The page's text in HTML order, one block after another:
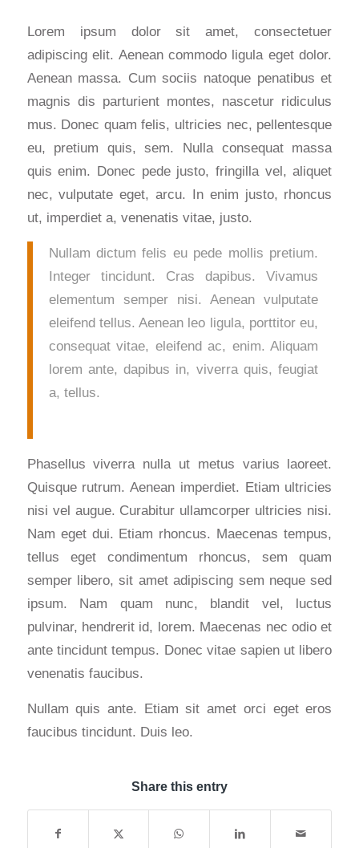
Lorem ipsum dolor sit amet, consectetuer
adipiscing elit. Aenean commodo ligula eget dolor.
Aenean massa. Cum sociis natoque penatibus et
magnis dis parturient montes, nascetur ridiculus
mus. Donec quam felis, ultricies nec, pellentesque
eu, pretium quis, sem. Nulla consequat massa
quis enim. Donec pede justo, fringilla vel, aliquet
nec, vulputate eget, arcu. In enim justo, rhoncus
ut, imperdiet a, venenatis vitae, justo.
Nullam dictum felis eu pede mollis pretium.
Integer tincidunt. Cras dapibus. Vivamus
elementum semper nisi. Aenean vulputate
eleifend tellus. Aenean leo ligula, porttitor eu,
consequat vitae, eleifend ac, enim. Aliquam
lorem ante, dapibus in, viverra quis, feugiat
a, tellus.
Phasellus viverra nulla ut metus varius laoreet.
Quisque rutrum. Aenean imperdiet. Etiam ultricies
nisi vel augue. Curabitur ullamcorper ultricies nisi.
Nam eget dui. Etiam rhoncus. Maecenas tempus,
tellus eget condimentum rhoncus, sem quam
semper libero, sit amet adipiscing sem neque sed
ipsum. Nam quam nunc, blandit vel, luctus
pulvinar, hendrerit id, lorem. Maecenas nec odio et
ante tincidunt tempus. Donec vitae sapien ut libero
venenatis faucibus.
Nullam quis ante. Etiam sit amet orci eget eros
faucibus tincidunt. Duis leo.
Share this entry